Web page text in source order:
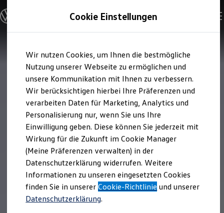
Hauptinhalt
springen
Footer
springen
Modelle & Konfigurator
Nutzfahrzeugkategorien entdecken
Modelle konfigurieren
Vorgängermodelle und Oldtimer
Vorgängermodelle
Oldtimer
Bulli Historie
Branchenlösungen & Gewerbekunden
Umbaulösungen und Hersteller finden
Auf- und Umbauten entdecken & konfigurieren
Groß- und Sonderkunden
Großkunden
Kommunen & Behörden
Journalisten
Sportvereine
Branchenlösungen
Bau & Handwerk
Gewerbliche Personenbeförderung
Service & mobile Werkstätten
Kurier, Logistik & Handel
Cookie Einstellungen
Wir nutzen Cookies, um Ihnen die bestmögliche
Nutzung unserer Webseite zu ermöglichen und
unsere Kommunikation mit Ihnen zu verbessern.
Wir berücksichtigen hierbei Ihre Präferenzen und
verarbeiten Daten für Marketing, Analytics und
Personalisierung nur, wenn Sie uns Ihre
Einwilligung geben. Diese können Sie jederzeit mit
Wirkung für die Zukunft im Cookie Manager
(Meine Präferenzen verwalten) in der
Datenschutzerklärung widerrufen. Weitere
Informationen zu unseren eingesetzten Cookies
finden Sie in unsererCookie-Richtlinie und unserer
Datenschutzerklärung.